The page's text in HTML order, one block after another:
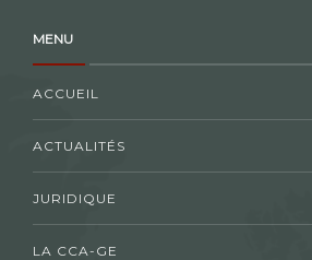
MENU
ACCUEIL
ACTUALITÉS
JURIDIQUE
LA CCA-GE